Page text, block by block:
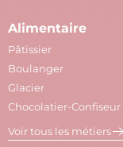
Alimentaire
Pâtissier
Boulanger
Glacier
Chocolatier-Confiseur
Voir tous les métiers